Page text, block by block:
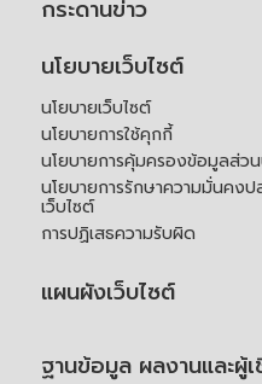
กระดานข่าว
นโยบายเว็บไซต์
นโยบายเว็บไซต์
นโยบายการใช้คุกกี้
นโยบายการคุ้มครองข้อมูลส่ว
นโยบายการรักษาความมั่นคง
เว็บไซต์
การปฏิเสธความรับผิด
แผนผังเว็บไซต์
ฐานข้อมูล ผลงานและผู้